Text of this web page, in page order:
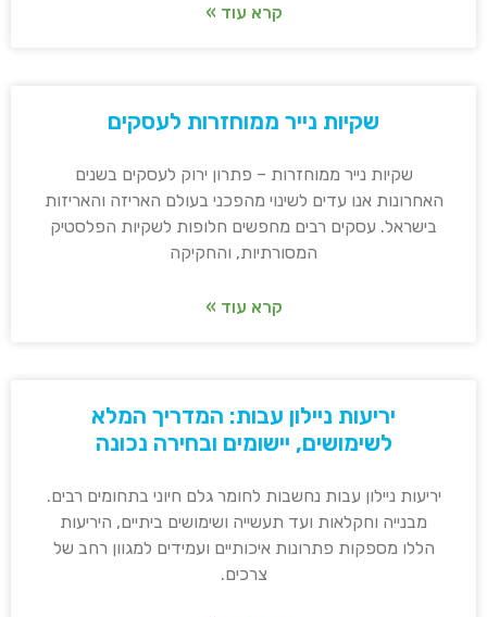
קרא עוד »
שקיות נייר ממוחזרות לעסקים
שקיות נייר ממוחזרות – פתרון ירוק לעסקים בשנים
האחרונות אנו עדים לשינוי מהפכני בעולם האריזה והאריזות
בישראל. עסקים רבים מחפשים חלופות לשקיות הפלסטיק
המסורתיות, והחקיקה
קרא עוד »
יריעות ניילון עבות: המדריך המלא
לשימושים, יישומים ובחירה נכונה
יריעות ניילון עבות נחשבות לחומר גלם חיוני בתחומים רבים.
מבנייה וחקלאות ועד תעשייה ושימושים ביתיים, היריעות
הללו מספקות פתרונות איכותיים ועמידים למגוון רחב של
צרכים.